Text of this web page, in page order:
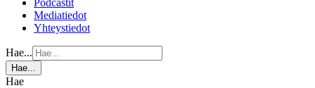
Podcastit
Mediatiedot
Yhteystiedot
Hae...
Hae...
Hae